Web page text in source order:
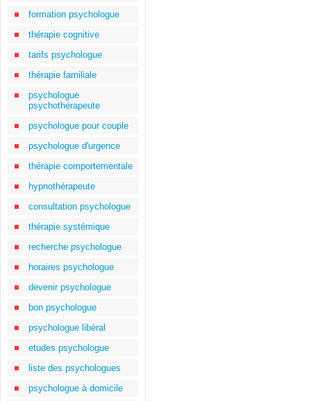
formation psychologue
thérapie cognitive
tarifs psychologue
thérapie familiale
psychologue
psychothérapeute
psychologue pour couple
psychologue d'urgence
thérapie comportementale
hypnothérapeute
consultation psychologue
thérapie systémique
recherche psychologue
horaires psychologue
devenir psychologue
bon psychologue
psychologue libéral
etudes psychologue
liste des psychologues
psychologue à domicile